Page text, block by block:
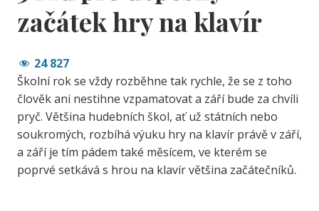
začátek hry na klavír
24 827
Školní rok se vždy rozběhne tak rychle, že se z toho
člověk ani nestihne vzpamatovat a září bude za chvíli
pryč. Většina hudebních škol, ať už státních nebo
soukromých, rozbíhá výuku hry na klavír právě v září,
a září je tím pádem také měsícem, ve kterém se
poprvé setkává s hrou na klavír většina začátečníků.